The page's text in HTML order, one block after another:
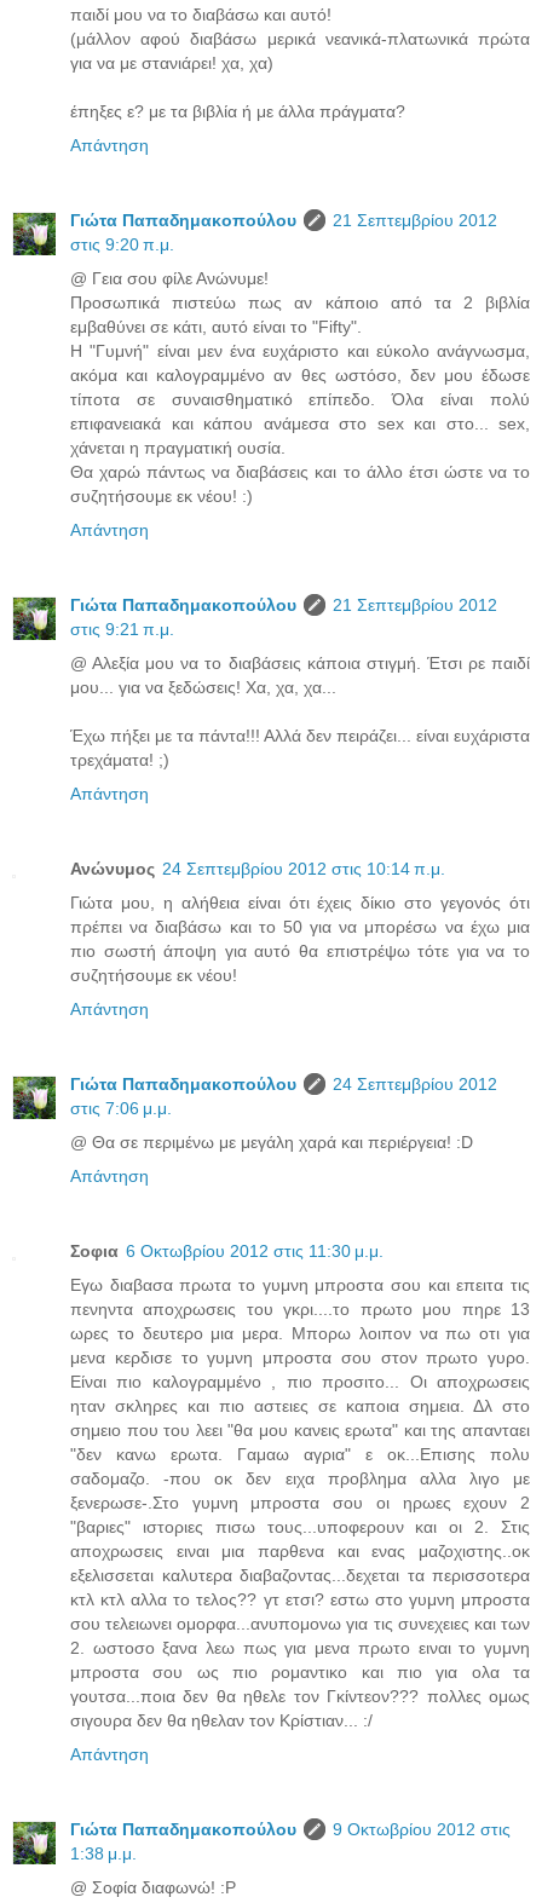
παιδί μου να το διαβάσω και αυτό!
(μάλλον αφού διαβάσω μερικά νεανικά-πλατωνικά πρώτα
για να με στανιάρει! χα, χα)
έπηξες ε? με τα βιβλία ή με άλλα πράγματα?
Απάντηση
Γιώτα Παπαδημακοπούλου
21 Σεπτεμβρίου 2012
στις 9:20 π.μ.
@ Γεια σου φίλε Ανώνυμε!
Προσωπικά πιστεύω πως αν κάποιο από τα 2 βιβλία
εμβαθύνει σε κάτι, αυτό είναι το "Fifty".
Η "Γυμνή" είναι μεν ένα ευχάριστο και εύκολο ανάγνωσμα,
ακόμα και καλογραμμένο αν θες ωστόσο, δεν μου έδωσε
τίποτα σε συναισθηματικό επίπεδο. Όλα είναι πολύ
επιφανειακά και κάπου ανάμεσα στο sex και στο... sex,
χάνεται η πραγματική ουσία.
Θα χαρώ πάντως να διαβάσεις και το άλλο έτσι ώστε να το
συζητήσουμε εκ νέου! :)
Απάντηση
Γιώτα Παπαδημακοπούλου
21 Σεπτεμβρίου 2012
στις 9:21 π.μ.
@ Αλεξία μου να το διαβάσεις κάποια στιγμή. Έτσι ρε παιδί
μου... για να ξεδώσεις! Χα, χα, χα...
Έχω πήξει με τα πάντα!!! Αλλά δεν πειράζει... είναι ευχάριστα
τρεχάματα! ;)
Απάντηση
Ανώνυμος 24 Σεπτεμβρίου 2012 στις 10:14 π.μ.
Γιώτα μου, η αλήθεια είναι ότι έχεις δίκιο στο γεγονός ότι
πρέπει να διαβάσω και το 50 για να μπορέσω να έχω μια
πιο σωστή άποψη για αυτό θα επιστρέψω τότε για να το
συζητήσουμε εκ νέου!
Απάντηση
Γιώτα Παπαδημακοπούλου
24 Σεπτεμβρίου 2012
στις 7:06 μ.μ.
@ Θα σε περιμένω με μεγάλη χαρά και περιέργεια! :D
Απάντηση
Σοφια 6 Οκτωβρίου 2012 στις 11:30 μ.μ.
Εγω διαβασα πρωτα το γυμνη μπροστα σου και επειτα τις
πενηντα αποχρωσεις του γκρι....το πρωτο μου πηρε 13
ωρες το δευτερο μια μερα. Μπορω λοιπον να πω οτι για
μενα κερδισε το γυμνη μπροστα σου στον πρωτο γυρο.
Είναι πιο καλογραμμένο , πιο προσιτο... Οι αποχρωσεις
ηταν σκληρες και πιο αστειες σε καποια σημεια. Δλ στο
σημειο που του λεει "θα μου κανεις ερωτα" και της απανταει
"δεν κανω ερωτα. Γαμαω αγρια" ε οκ...Επισης πολυ
σαδομαζο. -που οκ δεν ειχα προβλημα αλλα λιγο με
ξενερωσε-.Στο γυμνη μπροστα σου οι ηρωες εχουν 2
"βαριες" ιστοριες πισω τους...υποφερουν και οι 2. Στις
αποχρωσεις ειναι μια παρθενα και ενας μαζοχιστης..οκ
εξελισσεται καλυτερα διαβαζοντας...δεχεται τα περισσοτερα
κτλ κτλ αλλα το τελος?? γτ ετσι? εστω στο γυμνη μπροστα
σου τελειωνει ομορφα...ανυπομονω για τις συνεχειες και των
2. ωστοσο ξανα λεω πως για μενα πρωτο ειναι το γυμνη
μπροστα σου ως πιο ρομαντικο και πιο για ολα τα
γουτσα...ποια δεν θα ηθελε τον Γκίντεον??? πολλες ομως
σιγουρα δεν θα ηθελαν τον Κρίστιαν... :/
Απάντηση
Γιώτα Παπαδημακοπούλου
9 Οκτωβρίου 2012 στις
1:38 μ.μ.
@ Σοφία διαφωνώ! :P